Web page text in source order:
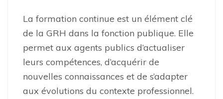
La formation continue est un élément clé
de la GRH dans la fonction publique. Elle
permet aux agents publics d’actualiser
leurs compétences, d’acquérir de
nouvelles connaissances et de s’adapter
aux évolutions du contexte professionnel.